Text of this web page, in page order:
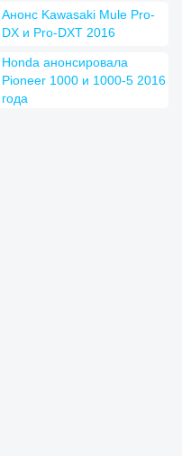
Анонс Kawasaki Mule Pro-
DX и Pro-DXT 2016
Honda анонсировала
Pioneer 1000 и 1000-5 2016
года